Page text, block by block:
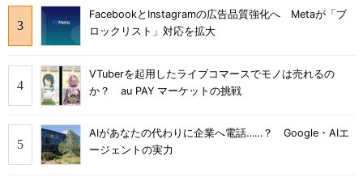
FacebookとInstagramの広告品質強化へ Metaが「ブ
ロックリスト」対応を拡大
VTuberを起用したライブコマースでモノは売れるの
か？ au PAY マーケットの挑戦
AIがあなたの代わりに企業へ電話……？ Google・AIエ
ージェントの実力